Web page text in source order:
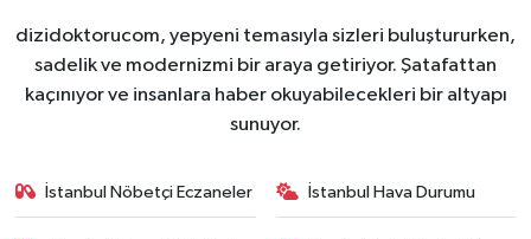
dizidoktorucom, yepyeni temasıyla sizleri buluştururken,
sadelik ve modernizmi bir araya getiriyor. Şatafattan
kaçınıyor ve insanlara haber okuyabilecekleri bir altyapı
sunuyor.
İstanbul Nöbetçi Eczaneler İstanbul Hava Durumu